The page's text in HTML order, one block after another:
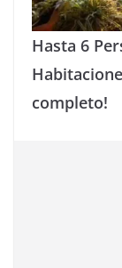
Hasta 6
completo!